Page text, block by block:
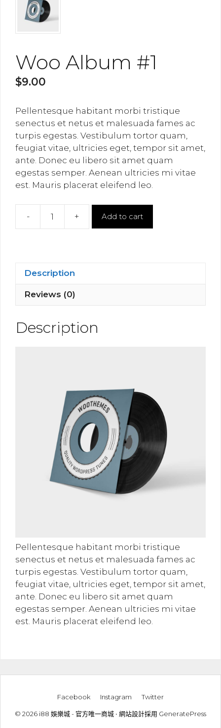
Woo Album #1
$9.00
Pellentesque habitant morbi tristique
senectus et netus et malesuada fames ac
turpis egestas. Vestibulum tortor quam,
feugiat vitae, ultricies eget, tempor sit amet,
ante. Donec eu libero sit amet quam
egestas semper. Aenean ultricies mi vitae
est. Mauris placerat eleifend leo.
-
Woo
+ Add to cart
Description
Reviews (0)
Description
Pellentesque habitant morbi tristique
senectus et netus et malesuada fames ac
turpis egestas. Vestibulum tortor quam,
feugiat vitae, ultricies eget, tempor sit amet,
ante. Donec eu libero sit amet quam
egestas semper. Aenean ultricies mi vitae
est. Mauris placerat eleifend leo.
Facebook Instagram Twitter
© 2026 i88 娛樂城 - 官方唯一商城 • 網站設計採用 GeneratePress